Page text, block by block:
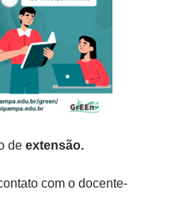
de extensão.
com o docente-